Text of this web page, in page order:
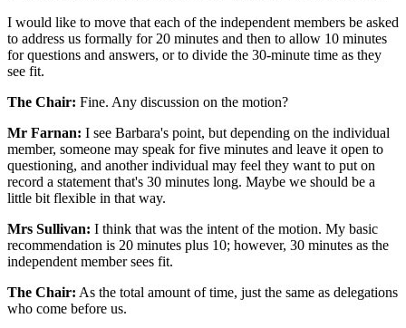
I would like to move that each of the independent members be asked
to address us formally for 20 minutes and then to allow 10 minutes
for questions and answers, or to divide the 30-minute time as they
see fit.
The Chair: Fine. Any discussion on the motion?
Mr Farnan: I see Barbara's point, but depending on the individual
member, someone may speak for five minutes and leave it open to
questioning, and another individual may feel they want to put on
record a statement that's 30 minutes long. Maybe we should be a
little bit flexible in that way.
Mrs Sullivan: I think that was the intent of the motion. My basic
recommendation is 20 minutes plus 10; however, 30 minutes as the
independent member sees fit.
The Chair: As the total amount of time, just the same as delegations
who come before us.